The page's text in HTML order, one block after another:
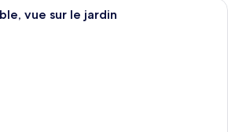
Une chambre moderne avec un
vue sur le jardin